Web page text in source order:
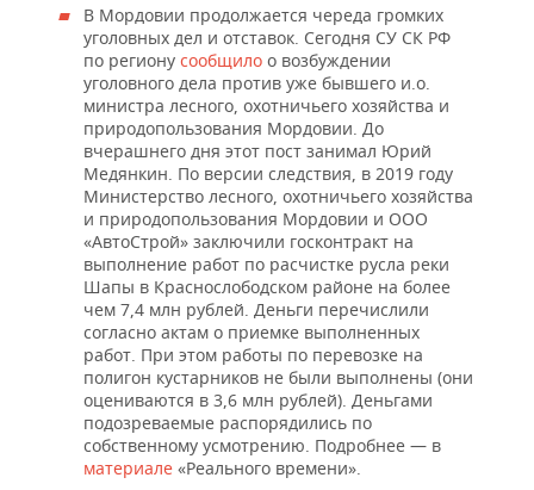
ЭНЕРГЕТИКА
УСЛУГИ
МЕДИА
ТЕЛЕКОММУНИКАЦИИ
ВЫЕЗДНАЯ РЕДАКЦИЯ
БИЗНЕС-БРАНЧИ
ONLINE-КОНФЕРЕНЦИИ
ОТКРЫТАЯ ЛЕКЦИЯ
НОВОСТИ СПОРТА
ФУТБОЛ
ХОККЕЙ
БАСКЕТБОЛ
ВОЛЕЙБОЛ
КИБЕРСПОРТ
ФИГУРНОЕ КАТАНИЕ
ВОДНЫЕ ВИДЫ СПОРТА
ХОККЕЙ С МЯЧОМ
ОБЩЕСТВО
НОВОСТИ ОБЩЕСТВА
ВЛАСТЬ
ИНФРАСТРУКТУРА
ИСТОРИЯ
КУЛЬТУРА
МЕДИЦИНА
ОБРАЗОВАНИЕ
ПРОИСШЕСТВИЯ
ФОТОГАЛЕРЕЯ
СЮЖЕТЫ
СПРАВОЧНИК
СПИСОК ПЕРСОН
СПИСОК КОМПАНИЙ
ПОЛНАЯ ВЕРСИЯ
В Мордовии продолжается череда громких
уголовных дел и отставок. Сегодня СУ СК РФ
по региону сообщило о возбуждении
уголовного дела против уже бывшего и.о.
министра лесного, охотничьего хозяйства и
природопользования Мордовии. До
вчерашнего дня этот пост занимал Юрий
Медянкин. По версии следствия, в 2019 году
Министерство лесного, охотничьего хозяйства
и природопользования Мордовии и ООО
«АвтоСтрой» заключили госконтракт на
выполнение работ по расчистке русла реки
Шапы в Краснослободском районе на более
чем 7,4 млн рублей. Деньги перечислили
согласно актам о приемке выполненных
работ. При этом работы по перевозке на
полигон кустарников не были выполнены (они
оцениваются в 3,6 млн рублей). Деньгами
подозреваемые распорядились по
собственному усмотрению. Подробнее — в
материале «Реального времени».